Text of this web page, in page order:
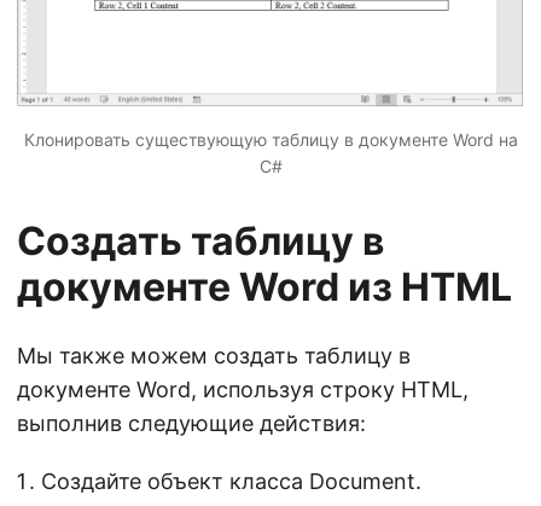
Клонировать существующую таблицу в документе Word на
C#
Создать таблицу в
документе Word из HTML
Мы также можем создать таблицу в
документе Word, используя строку HTML,
выполнив следующие действия:
Создайте объект класса Document.